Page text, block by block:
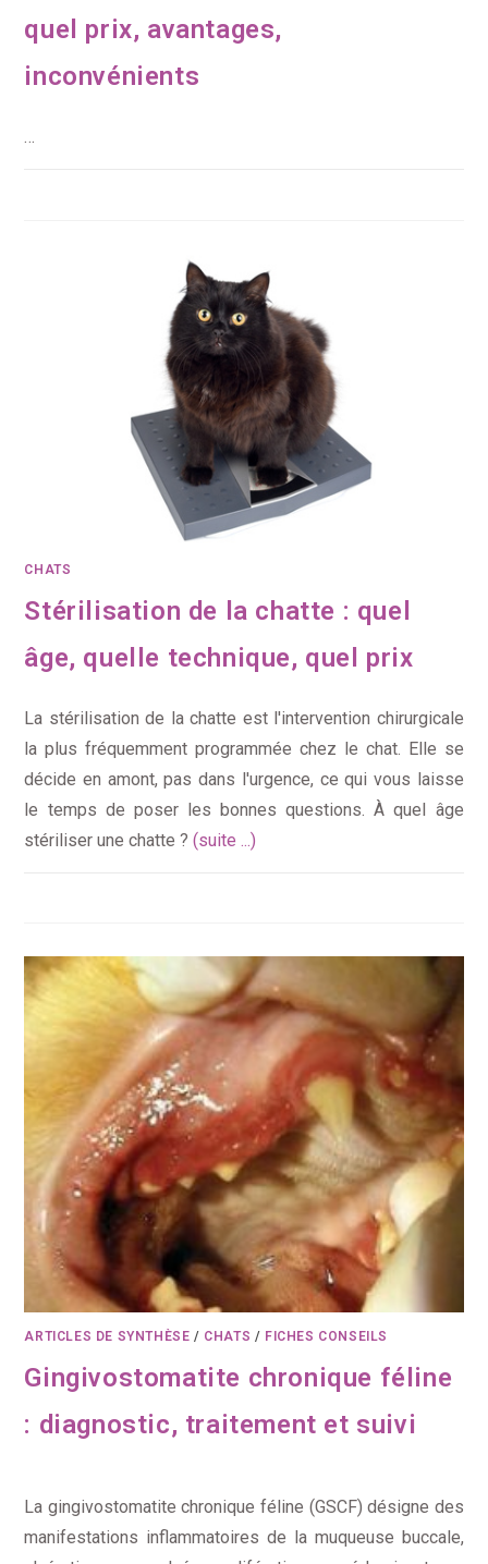
quel prix, avantages,
inconvénients
…
CHATS
Stérilisation de la chatte : quel
âge, quelle technique, quel prix
La stérilisation de la chatte est l'intervention chirurgicale
la plus fréquemment programmée chez le chat. Elle se
décide en amont, pas dans l'urgence, ce qui vous laisse
le temps de poser les bonnes questions. À quel âge
stériliser une chatte ?(suite ...)
ARTICLES DE SYNTHÈSE / CHATS / FICHES CONSEILS
Gingivostomatite chronique féline
: diagnostic, traitement et suivi
La gingivostomatite chronique féline (GSCF) désigne des
manifestations inflammatoires de la muqueuse buccale,